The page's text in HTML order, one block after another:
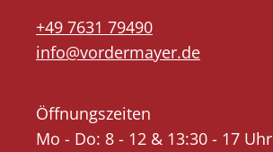
+49 7631 79490
info@vordermayer.de
Öffnungszeiten
Mo - Do: 8 - 12 & 13:30 - 17 Uhr